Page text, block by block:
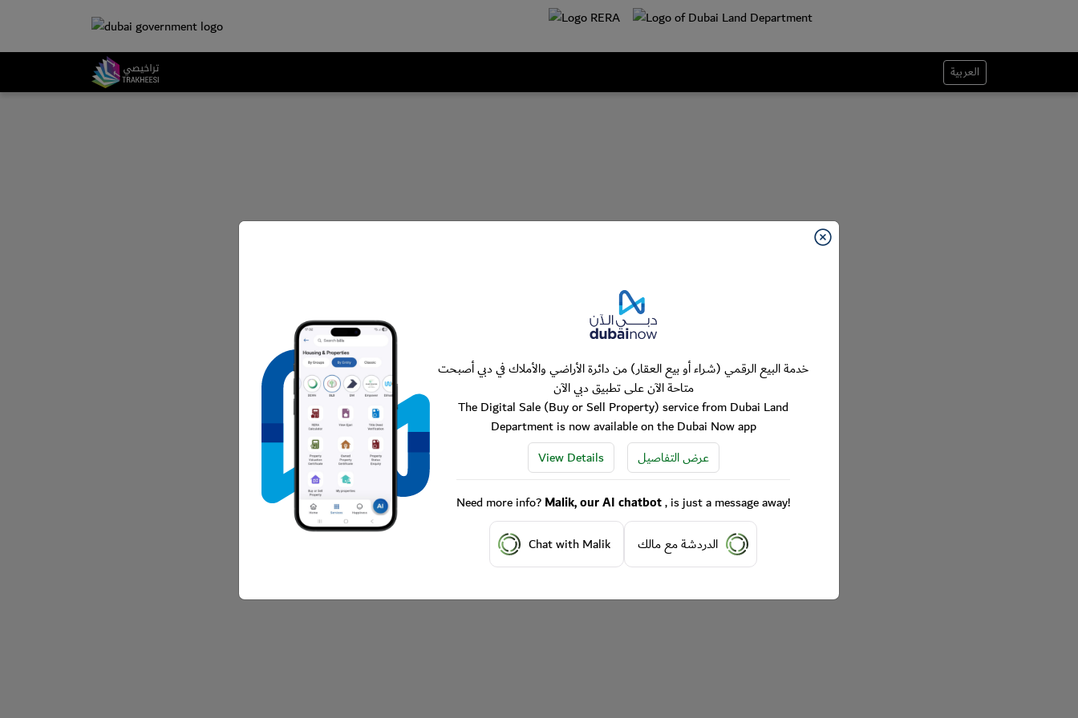
العربية
خدمة البيع الرقمي (شراء أو بيع العقار) من دائرة الأراضي والأملاك في دبي أصبحت
متاحة الآن على تطبيق دبي الآن
The Digital Sale (Buy or Sell Property) service from Dubai Land
Department is now available on the Dubai Now app
View Details
عرض التفاصيل
Need more info?Malik, our AI chatbot, is just a message away!
Chat with Malik
الدردشة مع مالك